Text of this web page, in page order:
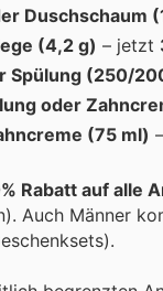
Duschschaum
(4,2 g) – jetzt
Spülung (250/
oder
(75 ml)
Rabatt auf alle
Auch Männer